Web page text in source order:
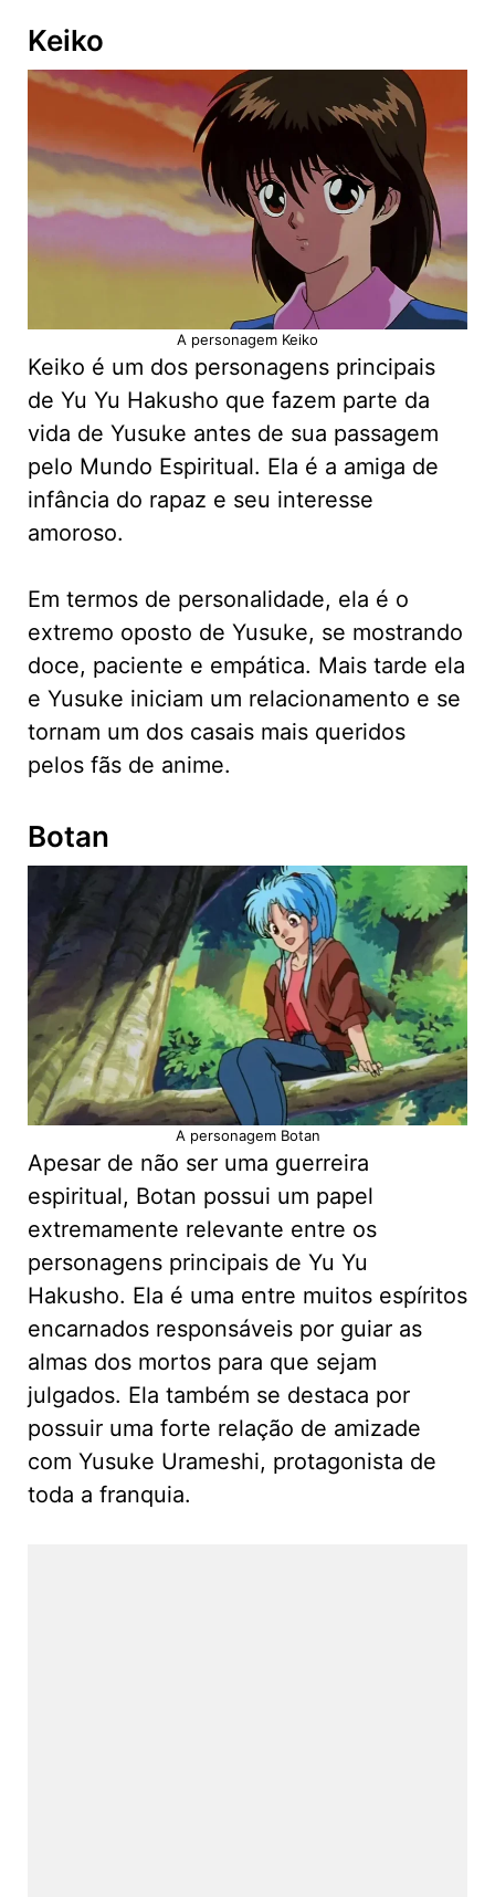
Keiko
A personagem Keiko
Keiko é um dos personagens principais
de Yu Yu Hakusho que fazem parte da
vida de Yusuke antes de sua passagem
pelo Mundo Espiritual. Ela é a amiga de
infância do rapaz e seu interesse
amoroso.
Em termos de personalidade, ela é o
extremo oposto de Yusuke, se mostrando
doce, paciente e empática. Mais tarde ela
e Yusuke iniciam um relacionamento e se
tornam um dos casais mais queridos
pelos fãs de anime.
Botan
A personagem Botan
Apesar de não ser uma guerreira
espiritual, Botan possui um papel
extremamente relevante entre os
personagens principais de Yu Yu
Hakusho. Ela é uma entre muitos espíritos
encarnados responsáveis por guiar as
almas dos mortos para que sejam
julgados. Ela também se destaca por
possuir uma forte relação de amizade
com Yusuke Urameshi, protagonista de
toda a franquia.